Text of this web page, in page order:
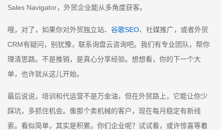
Sales Navigator，外贸企业能从多角度获客。
哦，对了，如果你对外贸独立站、 谷歌SEO、社媒推广，或者外贸
CRM有疑问，别犹豫，联系询盘云咨询吧。我们有专业团队，帮你
理清思路。不是推销，是真心分享经验。想想看，你的下一个大
单，也许就从这儿开始。
最后说说，培训和代运营不是万金油，但在外贸路上，它能让你少
踩坑，多抓住机会。像那个卖机械的客户，现在每月稳定有新线
索。看似简单，其实是积累。你们企业呢？试试看，或许惊喜等着